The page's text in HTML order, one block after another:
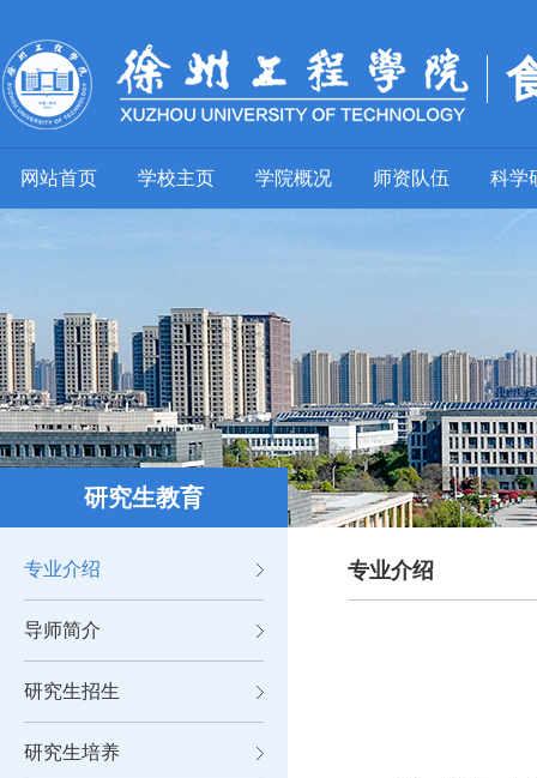
网站首页 学校主页 学院概况 师资队伍 科学
研究生教育
专业介绍
导师简介
研究生招生
研究生培养
专业介绍